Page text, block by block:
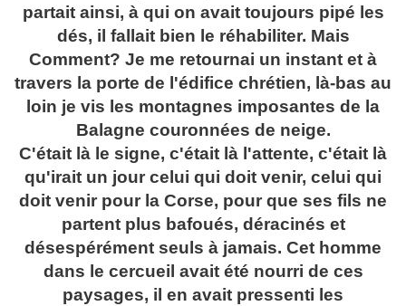
partait ainsi, à qui on avait toujours pipé les
dés, il fallait bien le réhabiliter. Mais
Comment? Je me retournai un instant et à
travers la porte de l'édifice chrétien, là-bas au
loin je vis les montagnes imposantes de la
Balagne couronnées de neige.
C'était là le signe, c'était là l'attente, c'était là
qu'irait un jour celui qui doit venir, celui qui
doit venir pour la Corse, pour que ses fils ne
partent plus bafoués, déracinés et
désespérément seuls à jamais. Cet homme
dans le cercueil avait été nourri de ces
paysages, il en avait pressenti les